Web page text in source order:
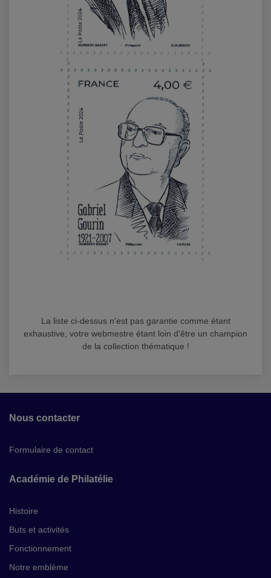
La liste ci-dessus n'est pas garantie comme étant
exhaustive, votre webmestre étant loin d'être un champion
de la collection thématique !
Nous contacter
Formulaire de contact
Académie de Philatélie
Histoire
Buts et activités
Fonctionnement
Notre emblème